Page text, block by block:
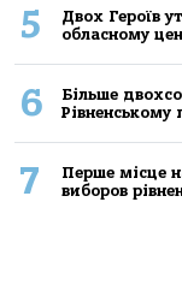
5
Двох Героїв
обласному
6
Більше
Рівненському
7
Перше місце
виборов